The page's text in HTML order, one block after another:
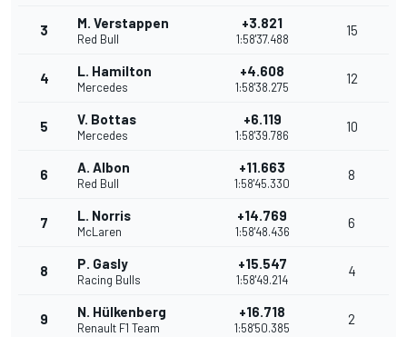
3 M. Verstappen
Red Bull
+3.821
1:58'37.488
15
4 L. Hamilton
Mercedes
+4.608
1:58'38.275
12
5 V. Bottas
Mercedes
+6.119
1:58'39.786
10
6 A. Albon
Red Bull
+11.663
1:58'45.330
8
7 L. Norris
McLaren
+14.769
1:58'48.436
6
8 P. Gasly
Racing Bulls
+15.547
1:58'49.214
4
9 N. Hülkenberg
Renault F1 Team
+16.718
1:58'50.385
2